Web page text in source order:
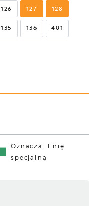
126 127 128
135 136 401
Oznacza linię
specjalną